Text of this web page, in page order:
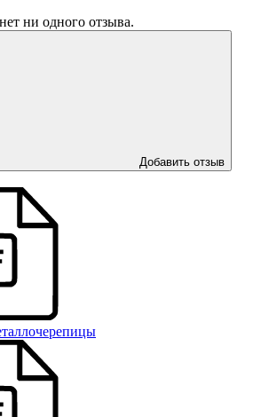
ни одного отзыва.
Добавить отзыв